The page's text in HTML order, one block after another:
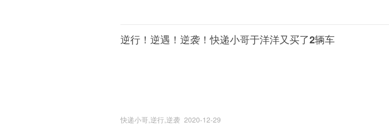
逆行！逆遇！逆袭！快递小哥于洋洋又买了2辆车
快递小哥,逆行,逆袭 2020-12-29